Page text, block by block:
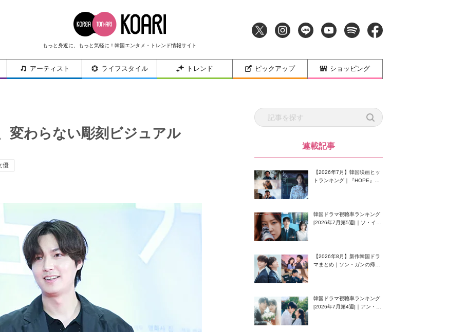
もっと身近に、もっと気軽に！韓国エンタメ・トレンド情報サイト
アーティスト ライフスタイル トレンド ピックアップ ショッピング
変わらない彫刻ビジュアル
優
連載記事
【2026年7月】韓国映画ヒッ
トランキング｜『HOPE』が
韓国ドラマ視聴率ランキング
[2026年7月第5週]｜ソ・イン
【2026年8月】新作韓国ドラ
マまとめ｜ソン・ガンの帰
韓国ドラマ視聴率ランキング
[2026年7月第4週]｜アン・ヒ